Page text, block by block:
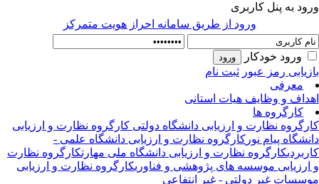
به پنل کاربری
ورود از طريق سامانه احراز هويت متمركز
ورود خودکار
رمز عبور ثبت نام
معرفی
و وظایف هیات استانی
کارگروه ها
نظارت و ارزیابی دانشگاه دولتیکارگروه نظارت و ارزیابی
پیام نورکارگروه نظارت و ارزیابی دانشگاه علمی -
کارگروه نظارت و ارزیابی دانشگاه ملی مهارتکارگروه نظارت
موسسه های پژوهشی و فناوریکارگروه نظارت و ارزیابی
غیر دولتی - غیر انتفاعی